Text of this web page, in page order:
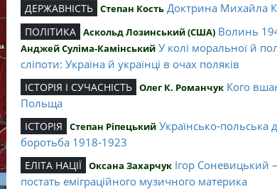
ДЕРЖАВНІСТЬ Степан Кость Доктрина Михайла
ПОЛІТИКА Аскольд Лозинський (США) Волинь
Анджей Суліма-Камінський У колі моральної й
сліпоти: Україна й українці в очах поляків
ІСТОРІЯ І СУЧАСНІСТЬ Олег К. Романчук Кого
Польща
ІСТОРІЯ Степан Ріпецький Українсько-польська
боротьба 1918-1923
ЕЛІТА НАЦІЇ Оксана Захарчук Ігор Соневицький
постать еміграційного музичного материка